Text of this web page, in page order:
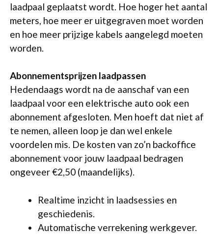
laadpaal geplaatst wordt. Hoe hoger het aantal
meters, hoe meer er uitgegraven moet worden
en hoe meer prijzige kabels aangelegd moeten
worden.
Abonnementsprijzen laadpassen
Hedendaags wordt na de aanschaf van een
laadpaal voor een elektrische auto ook een
abonnement afgesloten. Men hoeft dat niet af
te nemen, alleen loop je dan wel enkele
voordelen mis. De kosten van zo’n backoffice
abonnement voor jouw laadpaal bedragen
ongeveer €2,50 (maandelijks).
Realtime inzicht in laadsessies en
geschiedenis.
Automatische verrekening werkgever.